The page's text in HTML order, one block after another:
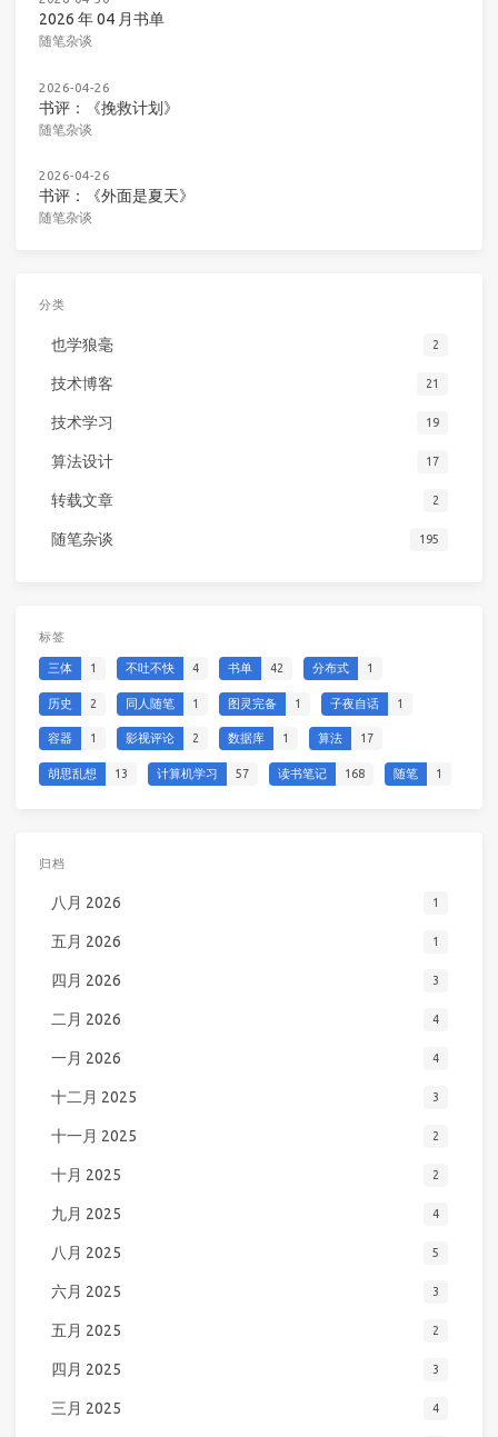
2026 年 04 月书单
随笔杂谈
2026-04-26
书评：《挽救计划》
随笔杂谈
2026-04-26
书评：《外面是夏天》
随笔杂谈
分类
也学狼毫 2
技术博客 21
技术学习 19
算法设计 17
转载文章 2
随笔杂谈 195
标签
三体 1 不吐不快 4 书单 42 分布式 1
历史 2 同人随笔 1 图灵完备 1 子夜自话 1
容器 1 影视评论 2 数据库 1 算法 17
胡思乱想 13 计算机学习 57 读书笔记 168 随笔 1
归档
八月 2026 1
五月 2026 1
四月 2026 3
二月 2026 4
一月 2026 4
十二月 2025 3
十一月 2025 2
十月 2025 2
九月 2025 4
八月 2025 5
六月 2025 3
五月 2025 2
四月 2025 3
三月 2025 4